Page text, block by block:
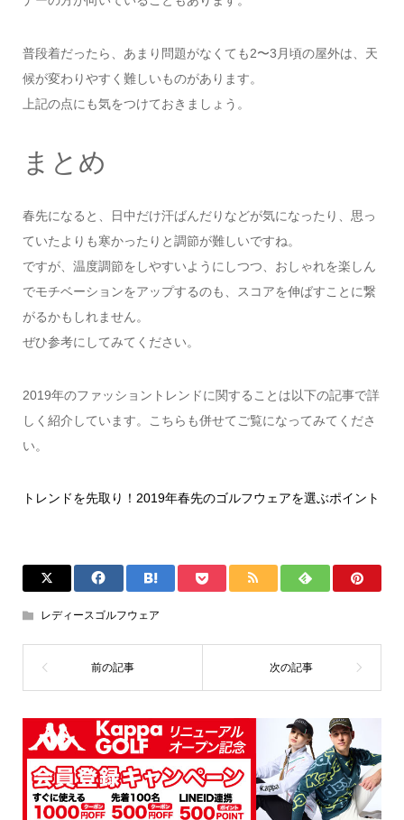
普段着だったら、あまり問題がなくても2〜3月頃の屋外は、天
候が変わりやすく難しいものがあります。
上記の点にも気をつけておきましょう。
まとめ
春先になると、日中だけ汗ばんだりなどが気になったり、思っ
ていたよりも寒かったりと調節が難しいですね。
ですが、温度調節をしやすいようにしつつ、おしゃれを楽しん
でモチベーションをアップするのも、スコアを伸ばすことに繋
がるかもしれません。
ぜひ参考にしてみてください。
2019年のファッショントレンドに関することは以下の記事で詳
しく紹介しています。こちらも併せてご覧になってみてくださ
い。
トレンドを先取り！2019年春先のゴルフウェアを選ぶポイント
レディースゴルフウェア